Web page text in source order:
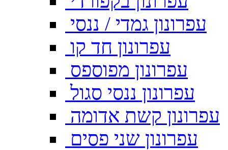
עפרונון גמדי / ננסי
עפרונון חד קו
עפרונון מפוספס
עפרונון ננסי סגול
עפרונון קשת אדומה
עפרונון שני פסים